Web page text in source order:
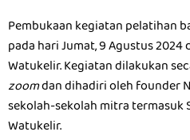
Pembukaan kegiatan pelatihan
pada hari Jumat, 9 Agustus 2024
Watukelir. Kegiatan dilakukan
zoomdan dihadiri oleh founder
sekolah-sekolah mitra termasuk
Watukelir.